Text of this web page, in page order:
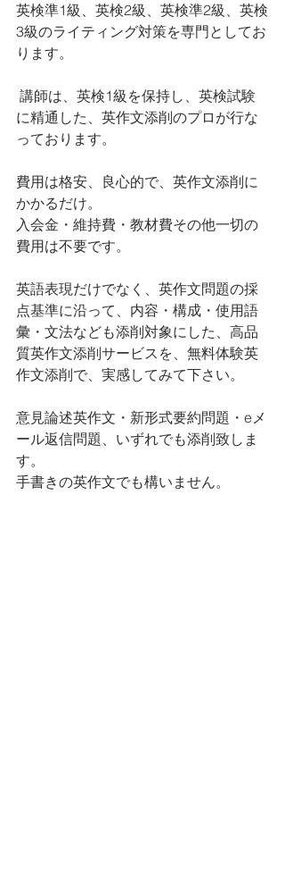
英検準1級、英検2級、英検準2級、英検
3級のライティング対策を専門としてお
ります。
に精通した、英作文添削のプロが行な
っております。
費用は格安、良心的で、英作文添削に
かかるだけ。
入会金・維持費・教材費その他一切の
費用は不要です。
英語表現だけでなく、英作文問題の採
点基準に沿って、内容・構成・使用語
彙・文法なども添削対象にした、高品
質英作文添削サービスを、無料体験英
作文添削で、実感してみて下さい。
意見論述英作文・新形式要約問題・eメ
ール返信問題、いずれでも添削致しま
す。
手書きの英作文でも構いません。